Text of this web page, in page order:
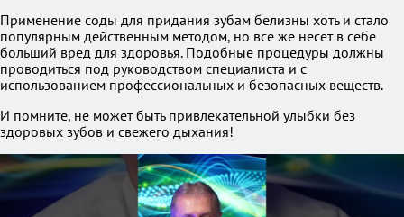
Применение соды для придания зубам белизны хоть и стало
популярным действенным методом, но все же несет в себе
больший вред для здоровья. Подобные процедуры должны
проводиться под руководством специалиста и с
использованием профессиональных и безопасных веществ.
И помните, не может быть привлекательной улыбки без
здоровых зубов и свежего дыхания!